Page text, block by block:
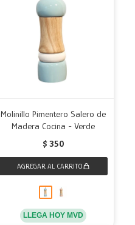
Molinillo Pimentero Salero de
Madera Cocina - Verde
$ 350
LLEGA HOY MVD